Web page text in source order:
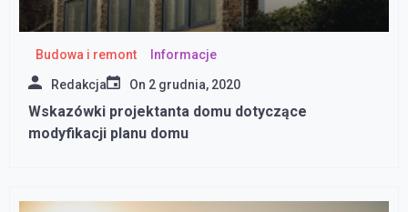
Budowa i remont Informacje
Redakcja On 2 grudnia, 2020
Wskazówki projektanta domu dotyczące
modyfikacji planu domu